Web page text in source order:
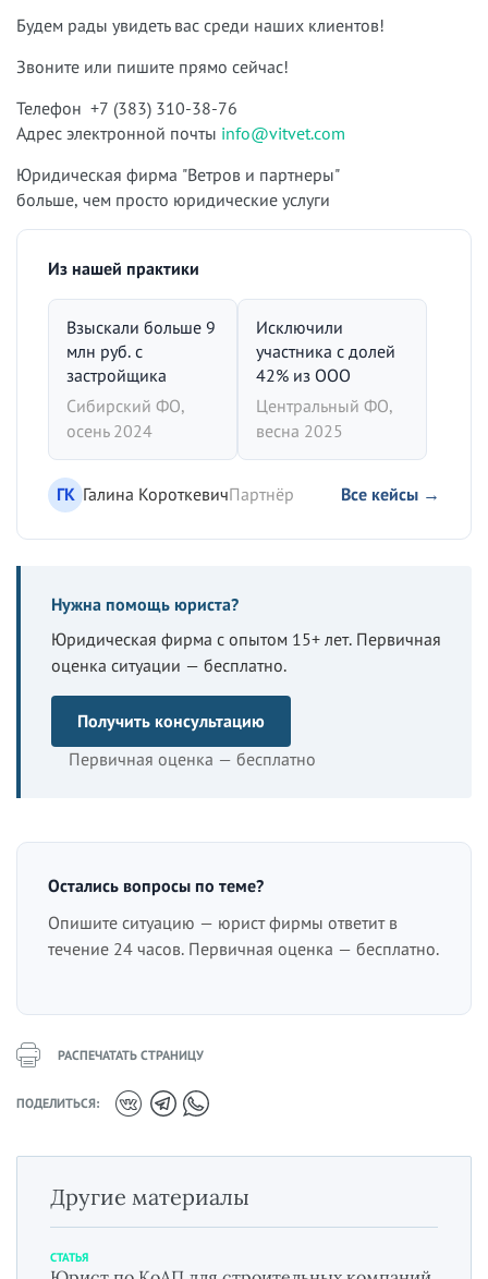
Будем рады увидеть вас среди наших клиентов!
Звоните или пишите прямо сейчас!
Телефон +7 (383) 310-38-76
Адрес электронной почты info@vitvet.com
Юридическая фирма "Ветров и партнеры"
больше, чем просто юридические услуги
Из нашей практики
Взыскали больше 9
млн руб. с
застройщика
Сибирский ФО,
осень 2024
Исключили
участника с долей
42% из ООО
Центральный ФО,
весна 2025
ГК Галина КороткевичПартнёр Все кейсы →
Нужна помощь юриста?
Юридическая фирма с опытом 15+ лет. Первичная
оценка ситуации — бесплатно.
Получить консультацию
Первичная оценка — бесплатно
Остались вопросы по теме?
Опишите ситуацию — юрист фирмы ответит в
течение 24 часов. Первичная оценка — бесплатно.
РАСПЕЧАТАТЬ СТРАНИЦУ
ПОДЕЛИТЬСЯ:
Другие материалы
СТАТЬЯ